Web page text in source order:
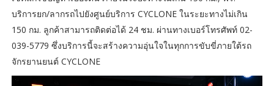
บริการยก/ลากรถไปยังศูนย์บริการ CYCLONE ในระยะทางไม่เกิน
150 กม. ลูกค้าสามารถติดต่อได้ 24 ชม. ผ่านทางเบอร์โทรศัพท์ 02-
039-5779 ซึ่งบริการนี้จะสร้างความอุ่นใจในทุกการขับขี่ภายใต้รถ
จักรยานยนต์ CYCLONE